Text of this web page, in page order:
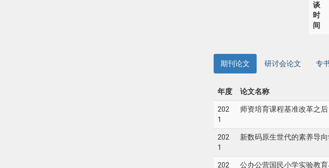
谈
时
间
期刊论文 研讨会论文 专
年度
论文名称
202
1
师资培育课程基准改革之
202
1
新数码原生世代的素养导
202
公办公营国民小学实验教